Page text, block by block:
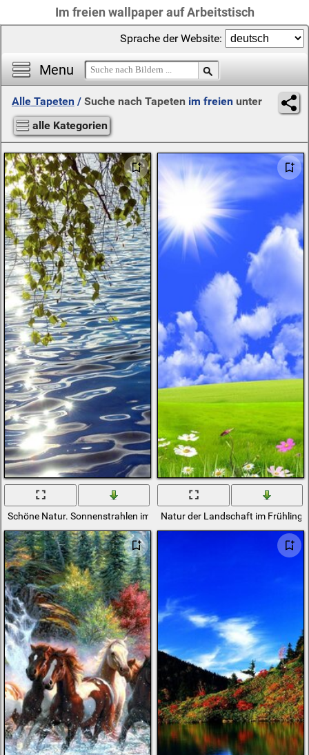
Im freien wallpaper auf Arbeitstisch
Menu
Sprache der Website:
Alle Tapeten / Suche nach Tapeten im freien unter
alle Kategorien
Schöne Natur. Sonnenstrahlen im WasserNatur der Landschaft im Frühling